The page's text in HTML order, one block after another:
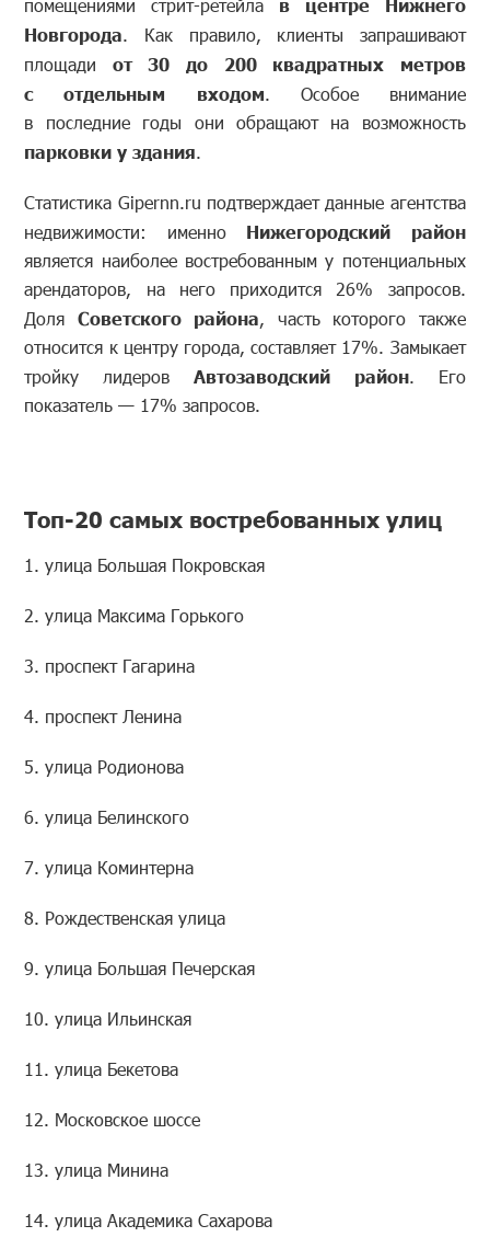
помещениями стрит-ретейла в центре Нижнего
Новгорода. Как правило, клиенты запрашивают
площади от 30 до 200 квадратных метров
с отдельным входом. Особое внимание
в последние годы они обращают на возможность
парковки у здания.
Статистика Gipernn.ru подтверждает данные агентства
недвижимости: именно Нижегородский район
является наиболее востребованным у потенциальных
арендаторов, на него приходится 26% запросов.
Доля Советского района, часть которого также
относится к центру города, составляет 17%. Замыкает
тройку лидеров Автозаводский район. Его
показатель — 17% запросов.
Топ-20 самых востребованных улиц
1. улица Большая Покровская
2. улица Максима Горького
3. проспект Гагарина
4. проспект Ленина
5. улица Родионова
6. улица Белинского
7. улица Коминтерна
8. Рождественская улица
9. улица Большая Печерская
10. улица Ильинская
11. улица Бекетова
12. Московское шоссе
13. улица Минина
14. улица Академика Сахарова